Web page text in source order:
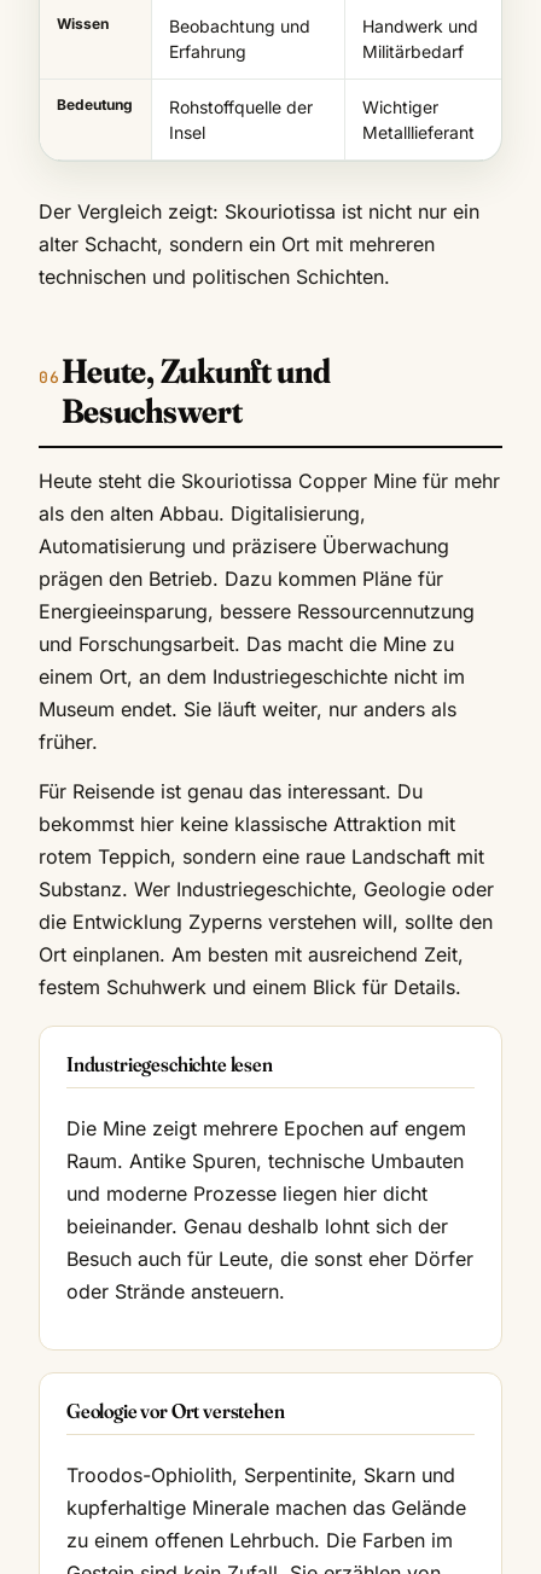
Wissen
Beobachtung und
Erfahrung
Handwerk und
Militärbedarf
Bedeutung
Rohstoffquelle der
Insel
Wichtiger
Metalllieferant
Der Vergleich zeigt: Skouriotissa ist nicht nur ein
alter Schacht, sondern ein Ort mit mehreren
technischen und politischen Schichten.
Heute, Zukunft und
Besuchswert
Heute steht die Skouriotissa Copper Mine für mehr
als den alten Abbau. Digitalisierung,
Automatisierung und präzisere Überwachung
prägen den Betrieb. Dazu kommen Pläne für
Energieeinsparung, bessere Ressourcennutzung
und Forschungsarbeit. Das macht die Mine zu
einem Ort, an dem Industriegeschichte nicht im
Museum endet. Sie läuft weiter, nur anders als
früher.
Für Reisende ist genau das interessant. Du
bekommst hier keine klassische Attraktion mit
rotem Teppich, sondern eine raue Landschaft mit
Substanz. Wer Industriegeschichte, Geologie oder
die Entwicklung Zyperns verstehen will, sollte den
Ort einplanen. Am besten mit ausreichend Zeit,
festem Schuhwerk und einem Blick für Details.
Industriegeschichte lesen
Die Mine zeigt mehrere Epochen auf engem
Raum. Antike Spuren, technische Umbauten
und moderne Prozesse liegen hier dicht
beieinander. Genau deshalb lohnt sich der
Besuch auch für Leute, die sonst eher Dörfer
oder Strände ansteuern.
Geologie vor Ort verstehen
Troodos-Ophiolith, Serpentinite, Skarn und
kupferhaltige Minerale machen das Gelände
zu einem offenen Lehrbuch. Die Farben im